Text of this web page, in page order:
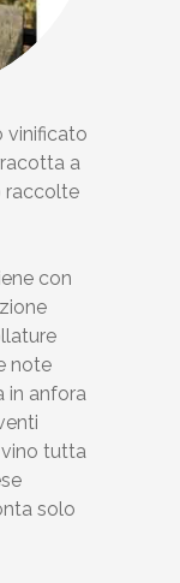
vinificato
a
raccolte
con
note
in anfora
vino tutta
solo